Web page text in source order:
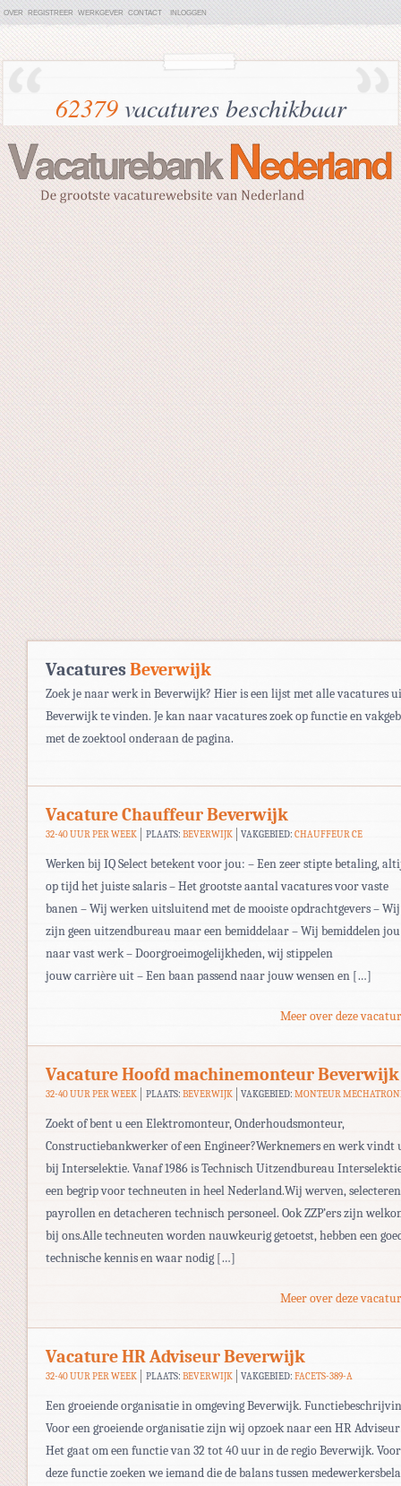
OVER REGISTREER WERKGEVER CONTACT INLOGGEN
62379vacatures beschikbaar
VacaturesBeverwijk
Zoek je naar werk in Beverwijk? Hier is een lijst met alle vacatures
Beverwijk te vinden. Je kan naar vacatures zoek op functie en
met de zoektool onderaan de pagina.
Vacature Chauffeur Beverwijk
32-40 UUR PER WEEK PLAATS: BEVERWIJK VAKGEBIED:CHAUFFEUR CE
Werken bij IQ Select betekent voor jou: – Een zeer stipte betaling,
op tijd het juiste salaris – Het grootste aantal vacatures voor vaste
banen – Wij werken uitsluitend met de mooiste opdrachtgevers – Wij
zijn geen uitzendbureau maar een bemiddelaar – Wij bemiddelen jou
naar vast werk – Doorgroeimogelijkheden, wij stippelen
jouw carrière uit – Een baan passend naar jouw wensen en […]
Meer over deze
Vacature Hoofd machinemonteur Beverwijk
32-40 UUR PER WEEK PLAATS: BEVERWIJK VAKGEBIED:MONTEUR
Zoekt of bent u een Elektromonteur, Onderhoudsmonteur,
Constructiebankwerker of een Engineer?Werknemers en werk vindt
bij Interselektie. Vanaf 1986 is Technisch Uitzendbureau
een begrip voor techneuten in heel Nederland.Wij werven,
payrollen en detacheren technisch personeel. Ook ZZP’ers zijn
bij ons.Alle techneuten worden nauwkeurig getoetst, hebben een
technische kennis en waar nodig […]
Meer over deze
Vacature HR Adviseur Beverwijk
32-40 UUR PER WEEK PLAATS: BEVERWIJK VAKGEBIED:FACETS-389-A
Een groeiende organisatie in omgeving Beverwijk.
Voor een groeiende organisatie zijn wij opzoek naar een HR
Het gaat om een functie van 32 tot 40 uur in de regio Beverwijk. Voor
deze functie zoeken we iemand die de balans tussen